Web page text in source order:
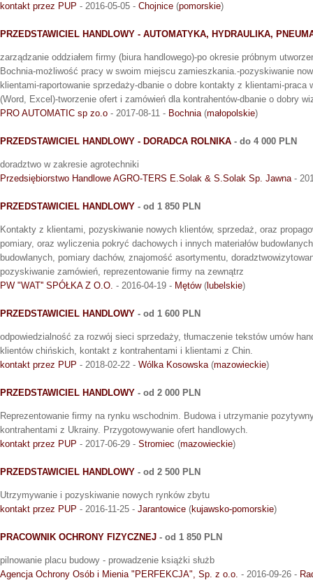
kontakt przez PUP - 2016-05-05 - Chojnice (pomorskie)
PRZEDSTAWICIEL HANDLOWY - AUTOMATYKA, HYDRAULIKA,
zarządzanie oddziałem firmy (biura handlowego)-po okresie próbnym
Bochnia-możliwość pracy w swoim miejscu zamieszkania.-pozyskiwanie
klientami-raportowanie sprzedaży-dbanie o dobre kontakty z klientami-praca
(Word, Excel)-tworzenie ofert i zamówień dla kontrahentów-dbanie o dobry
PRO AUTOMATIC sp zo.o - 2017-08-11 - Bochnia(małopolskie)
PRZEDSTAWICIEL HANDLOWY - DORADCA ROLNIKA - do 4 000 PLN
doradztwo w zakresie agrotechniki
Przedsiębiorstwo Handlowe AGRO-TERS E.Solak & S.Solak Sp. Jawna-
PRZEDSTAWICIEL HANDLOWY - od 1 850 PLN
Kontakty z klientami, pozyskiwanie nowych klientów, sprzedaż, oraz
pomiary, oraz wyliczenia pokryć dachowych i innych materiałów
budowlanych, pomiary dachów, znajomość asortymentu,
pozyskiwanie zamówień, reprezentowanie firmy na zewnątrz
PW "WAT'' SPÓŁKA Z O.O. - 2016-04-19 - Mętów( lubelskie)
PRZEDSTAWICIEL HANDLOWY - od 1 600 PLN
odpowiedzialność za rozwój sieci sprzedaży, tłumaczenie tekstów umów
klientów chińskich, kontakt z kontrahentami i klientami z Chin.
kontakt przez PUP - 2018-02-22 - Wólka Kosowska(mazowieckie)
PRZEDSTAWICIEL HANDLOWY - od 2 000 PLN
Reprezentowanie firmy na rynku wschodnim. Budowa i utrzymanie
kontrahentami z Ukrainy. Przygotowywanie ofert handlowych.
kontakt przez PUP - 2017-06-29 - Stromiec (mazowieckie)
PRZEDSTAWICIEL HANDLOWY - od 2 500 PLN
Utrzymywanie i pozyskiwanie nowych rynków zbytu
kontakt przez PUP - 2016-11-25 - Jarantowice (kujawsko-pomorskie)
PRACOWNIK OCHRONY FIZYCZNEJ - od 1 850 PLN
pilnowanie placu budowy - prowadzenie książki służb
Agencja Ochrony Osób i Mienia "PERFEKCJA", Sp. z o.o. - 2016-09-26 -